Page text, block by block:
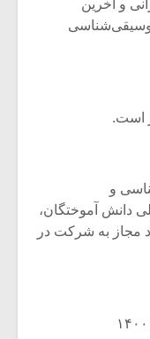
و آخرین
است.
و
دانش آموختگان،
مجاز به شرکت در
سکانسی
موسیقی